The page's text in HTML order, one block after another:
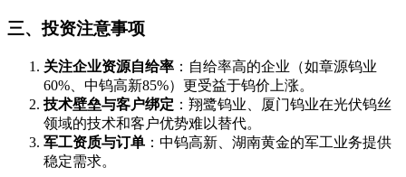
三、投资注意事项
​关注企业资源自给率​ ​：自给率高的企业（如章源钨业
60%、中钨高新85%）更受益于钨价上涨。
​技术壁垒与客户绑定​ ​：翔鹭钨业、厦门钨业在光伏钨丝
领域的技术和客户优势难以替代。
​军工资质与订单​ ​：中钨高新、湖南黄金的军工业务提供
稳定需求。